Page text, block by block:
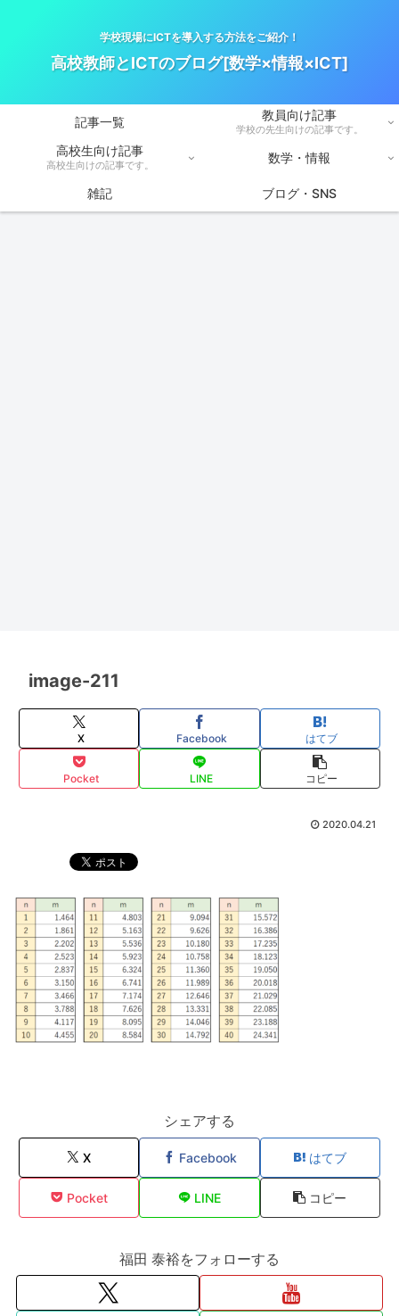
学校現場にICTを導入する方法をご紹介！
高校教師とICTのブログ[数学×情報×ICT]
記事一覧 教員向け記事
学校の先生向けの記事です。
高校生向け記事
高校生向けの記事です。 数学・情報
雑記 ブログ・SNS
image-211
X Facebook はてブ
Pocket LINE コピー
2020.04.21
シェアする
X Facebook はてブ
Pocket LINE コピー
福田 泰裕をフォローする